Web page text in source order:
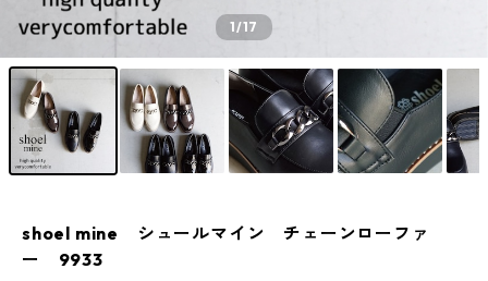
1/17
shoel mine シュールマイン チェーンローファ
ー 9933